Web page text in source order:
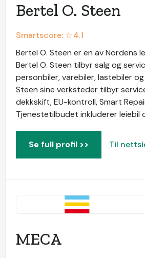
Bertel O. Steen
Smartscore: ☆4.1
Bertel O. Steen er en av Nordens
Bertel O. Steen tilbyr salg og
personbiler, varebiler, lastebiler
Steen sine verksteder tilbyr
dekkskift, EU-kontroll, Smart
Tjenestetilbudet inkluderer leiebil
Se full profil >> Til
MECA